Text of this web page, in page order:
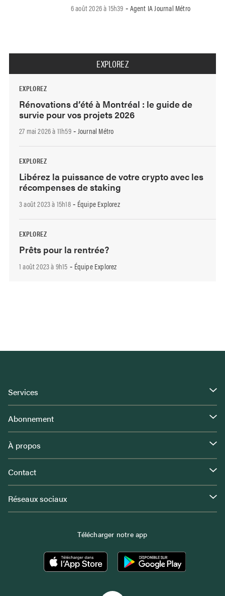
6 août 2026 à 15h39 - Agent IA Journal Métro
EXPLOREZ
EXPLOREZ
Rénovations d’été à Montréal : le guide de
survie pour vos projets 2026
27 mai 2026 à 11h59- Journal Métro
EXPLOREZ
Libérez la puissance de votre crypto avec les
récompenses de staking
3 août 2023 à 15h18- Équipe Explorez
EXPLOREZ
Prêts pour la rentrée?
1 août 2023 à 9h15 - Équipe Explorez
Services
Abonnement
À propos
Contact
Réseaux sociaux
Télécharger notre app